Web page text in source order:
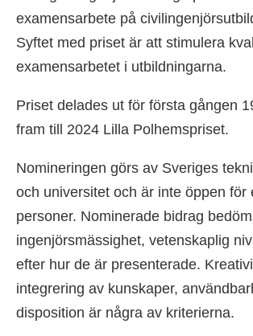
examensarbete på
Syftet med priset är att stimulera
examensarbetet i utbildningarna.
Priset delades ut för första gången
fram till 2024 Lilla Polhemspriset.
Nomineringen görs av Sveriges
och universitet och är inte öppen för
personer. Nominerade bidrag
ingenjörsmässighet, vetenskaplig
efter hur de är presenterade.
integrering av kunskaper,
disposition är några av kriterierna.